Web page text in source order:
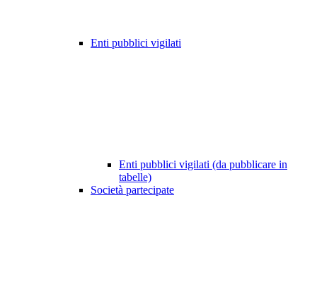
Enti pubblici vigilati
Enti pubblici vigilati (da pubblicare in
tabelle)
Società partecipate